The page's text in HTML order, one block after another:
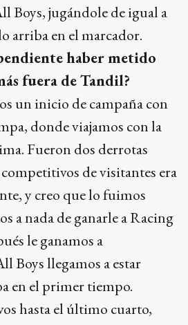
Boys, jugándole de igual a
arriba en el marcador.
haber metido
fuera de Tandil?
un inicio de campaña con
donde viajamos con la
Fueron dos derrotas
de visitantes era
y creo que lo fuimos
a nada de ganarle a Racing
le ganamos a
Boys llegamos a estar
en el primer tiempo.
hasta el último cuarto,